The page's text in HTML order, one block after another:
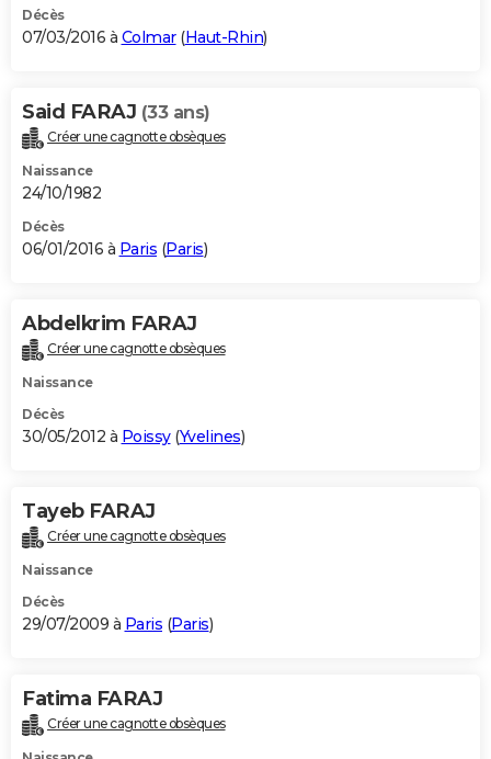
Décès
07/03/2016 à Colmar(Haut-Rhin)
Said FARAJ (33 ans)
Créer une cagnotte obsèques
Naissance
24/10/1982
Décès
06/01/2016 à Paris (Paris)
Abdelkrim FARAJ
Créer une cagnotte obsèques
Naissance
Décès
30/05/2012 à Poissy(Yvelines)
Tayeb FARAJ
Créer une cagnotte obsèques
Naissance
Décès
29/07/2009 à Paris (Paris)
Fatima FARAJ
Créer une cagnotte obsèques